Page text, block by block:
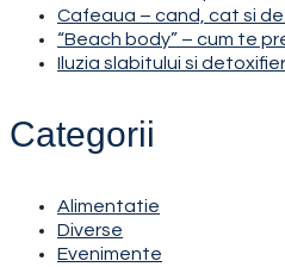
Cafeaua – cand, cat si
“Beach body” – cum te
Iluzia slabitului si
Categorii
Alimentatie
Diverse
Evenimente